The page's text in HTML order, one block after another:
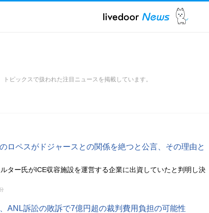
トピックスで扱われた注目ニュースを掲載しています。
ロペスがドジャースとの関係を絶つと公言、その理由と
ター氏がICE収容施設を運営する企業に出資していたと判明し決
ANL訴訟の敗訴で7億円超の裁判費用負担の可能性